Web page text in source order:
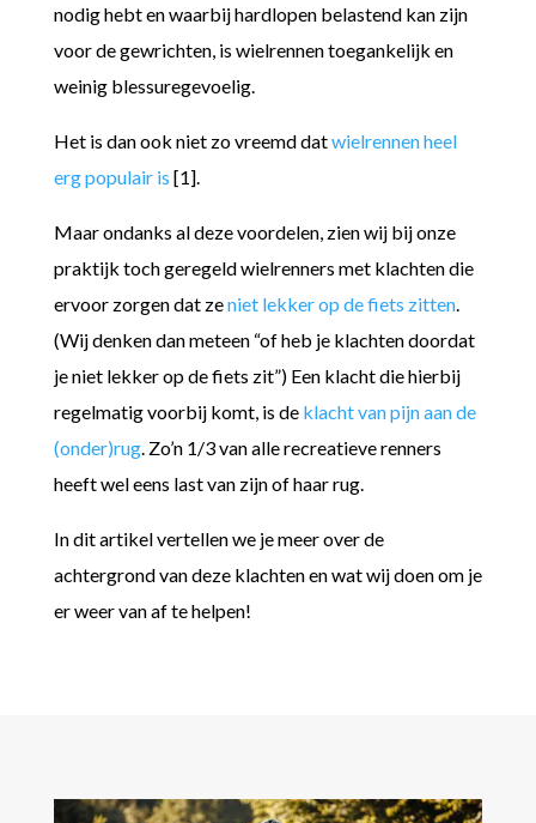
nodig hebt en waarbij hardlopen belastend kan zijn
voor de gewrichten, is wielrennen toegankelijk en
weinig blessuregevoelig.
Het is dan ook niet zo vreemd datwielrennen heel
erg populair is [1].
Maar ondanks al deze voordelen, zien wij bij onze
praktijk toch geregeld wielrenners met klachten die
ervoor zorgen dat zeniet lekker op de fiets zitten.
(Wij denken dan meteen “of heb je klachten doordat
je niet lekker op de fiets zit”) Een klacht die hierbij
regelmatig voorbij komt, is de klacht van pijn aan de
(onder)rug. Zo’n 1/3 van alle recreatieve renners
heeft wel eens last van zijn of haar rug.
In dit artikel vertellen we je meer over de
achtergrond van deze klachten en wat wij doen om je
er weer van af te helpen!